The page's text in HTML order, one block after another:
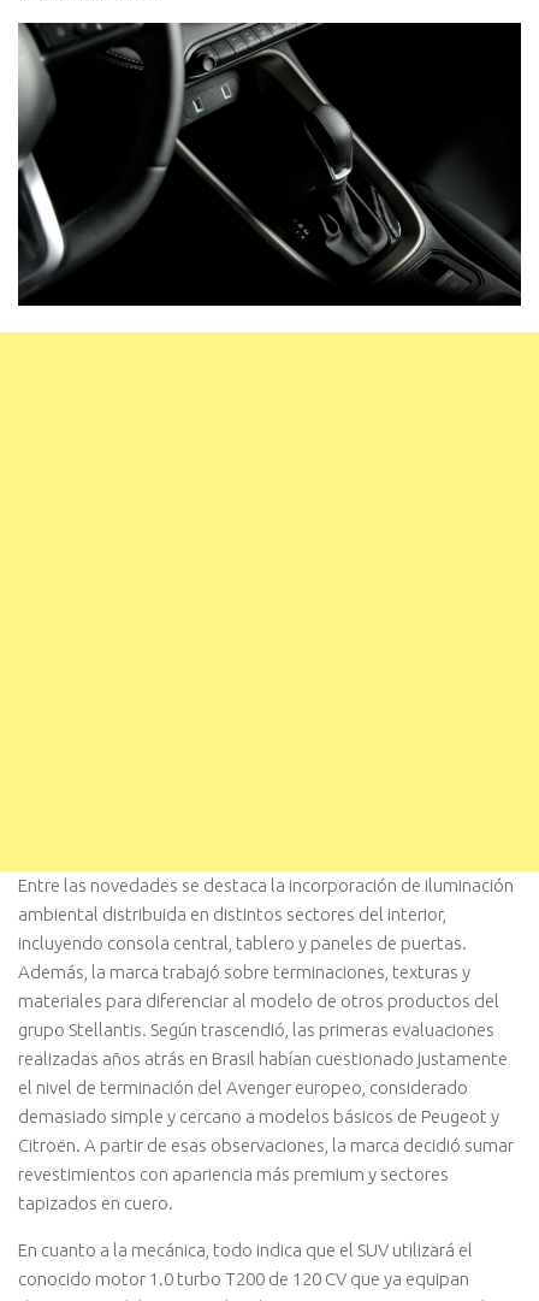
Entre las novedades se destaca la incorporación de iluminación
ambiental distribuida en distintos sectores del interior,
incluyendo consola central, tablero y paneles de puertas.
Además, la marca trabajó sobre terminaciones, texturas y
materiales para diferenciar al modelo de otros productos del
grupo Stellantis. Según trascendió, las primeras evaluaciones
realizadas años atrás en Brasil habían cuestionado justamente
el nivel de terminación del Avenger europeo, considerado
demasiado simple y cercano a modelos básicos de Peugeot y
Citroën. A partir de esas observaciones, la marca decidió sumar
revestimientos con apariencia más premium y sectores
tapizados en cuero.
En cuanto a la mecánica, todo indica que el SUV utilizará el
conocido motor 1.0 turbo T200 de 120 CV que ya equipan